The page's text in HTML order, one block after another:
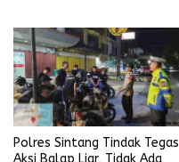
Polres Sintang Tindak Tegas